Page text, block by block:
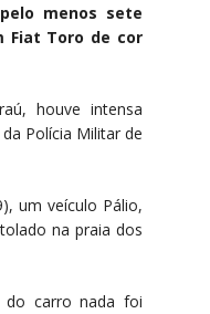
menos sete
Fiat Toro de cor
houve intensa
Polícia Militar de
um veículo Pálio,
na praia dos
do carro nada foi